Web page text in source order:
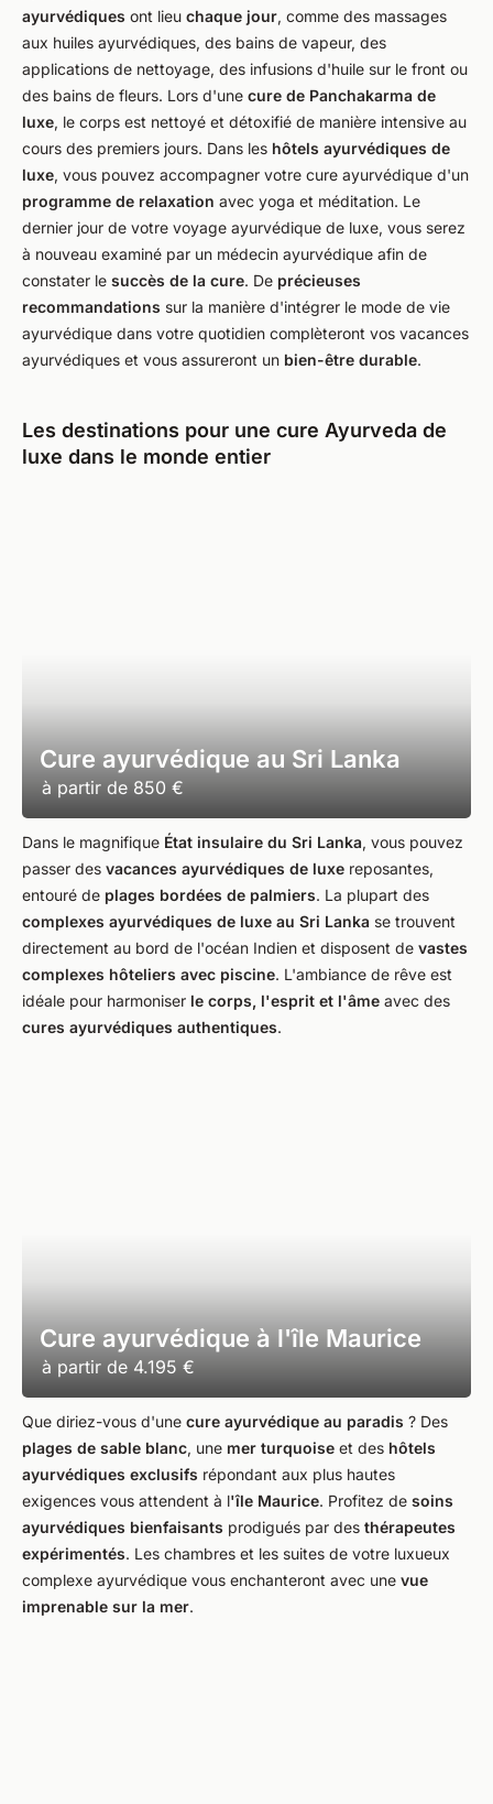
ayurvédiques ont lieu chaque jour, comme des massages
aux huiles ayurvédiques, des bains de vapeur, des
applications de nettoyage, des infusions d'huile sur le front ou
des bains de fleurs. Lors d'une cure de Panchakarma de
luxe, le corps est nettoyé et détoxifié de manière intensive au
cours des premiers jours. Dans les hôtels ayurvédiques de
luxe, vous pouvez accompagner votre cure ayurvédique d'un
programme de relaxation avec yoga et méditation. Le
dernier jour de votre voyage ayurvédique de luxe, vous serez
à nouveau examiné par un médecin ayurvédique afin de
constater le succès de la cure. De précieuses
recommandations sur la manière d'intégrer le mode de vie
ayurvédique dans votre quotidien complèteront vos vacances
ayurvédiques et vous assureront un bien-être durable.
Les destinations pour une cure Ayurveda de
luxe dans le monde entier
Cure ayurvédique au Sri Lanka
à partir de 850 €
Dans le magnifique État insulaire du Sri Lanka, vous pouvez
passer des vacances ayurvédiques de luxe reposantes,
entouré de plages bordées de palmiers. La plupart des
complexes ayurvédiques de luxe au Sri Lanka se trouvent
directement au bord de l'océan Indien et disposent de vastes
complexes hôteliers avec piscine. L'ambiance de rêve est
idéale pour harmoniser le corps, l'esprit et l'âme avec des
cures ayurvédiques authentiques.
Cure ayurvédique à l'île Maurice
à partir de 4.195 €
Que diriez-vous d'une cure ayurvédique au paradis ? Des
plages de sable blanc, une mer turquoise et des hôtels
ayurvédiques exclusifs répondant aux plus hautes
exigences vous attendent à l'île Maurice. Profitez de soins
ayurvédiques bienfaisants prodigués par des thérapeutes
expérimentés. Les chambres et les suites de votre luxueux
complexe ayurvédique vous enchanteront avec une vue
imprenable sur la mer.